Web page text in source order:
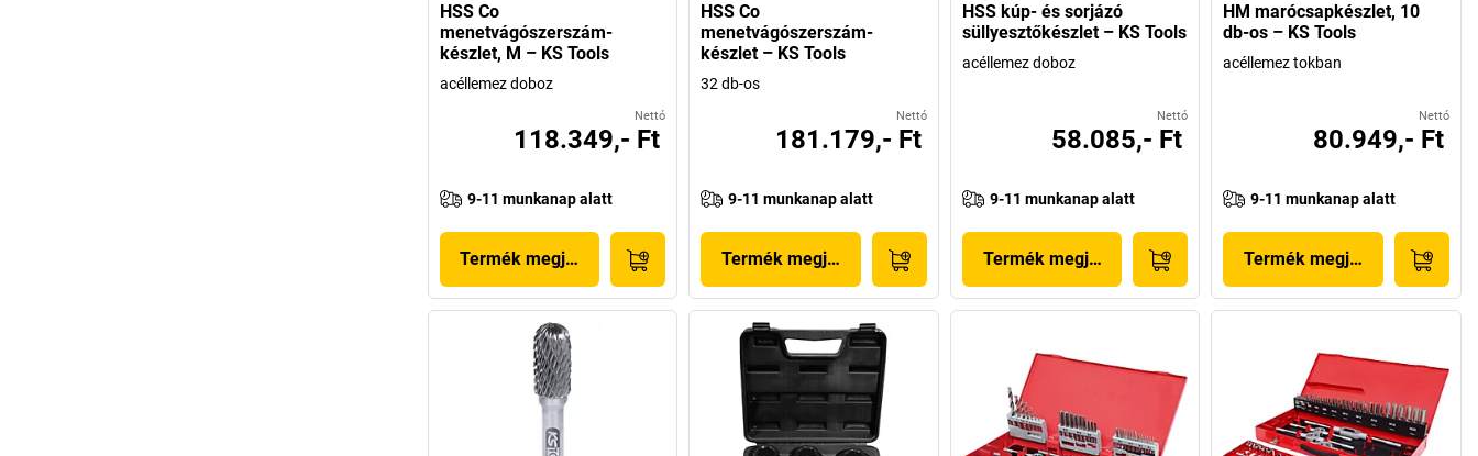
HSS Co
menetvágószerszám-
készlet, M – KS Tools
acéllemez doboz
Nettó
118.349,- Ft
9-11 munkanap alatt
Termék megjelenítése
HSS Co
menetvágószerszám-
készlet – KS Tools
32 db-os
Nettó
181.179,- Ft
9-11 munkanap alatt
Termék megjelenítése
HSS kúp- és sorjázó
süllyesztőkészlet – KS Tools
acéllemez doboz
Nettó
58.085,- Ft
9-11 munkanap alatt
Termék megjelenítése
HM marócsapkészlet, 10
db-os – KS Tools
acéllemez tokban
Nettó
80.949,- Ft
9-11 munkanap alatt
Termék megjelenítése